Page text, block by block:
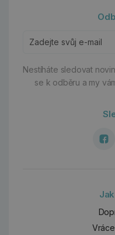
Nestíháte sledovat
se k odběru a my